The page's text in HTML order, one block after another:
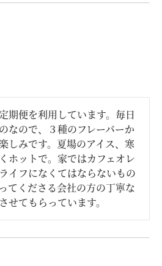
期便を利用しています。毎日
なので、３種のフレーバーか
しみです。夏場のアイス、寒
ホットで。家ではカフェオレ
イフになくてはならないもの
てくださる会社の方の丁寧な
せてもらっています。